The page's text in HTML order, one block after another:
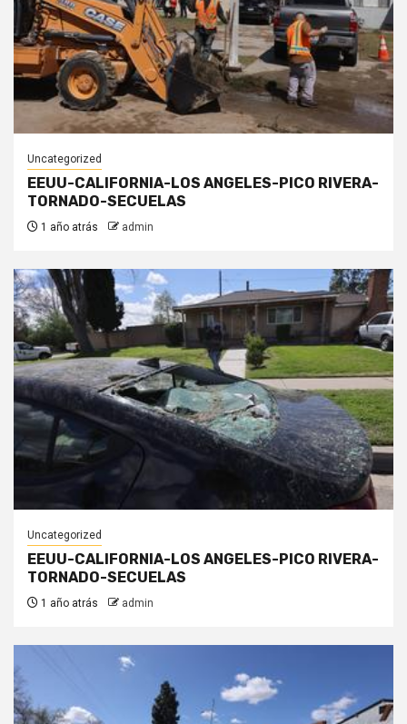
Uncategorized
EEUU-CALIFORNIA-LOS ANGELES-PICO RIVERA-
TORNADO-SECUELAS
1 año atrás admin
Uncategorized
EEUU-CALIFORNIA-LOS ANGELES-PICO RIVERA-
TORNADO-SECUELAS
1 año atrás admin